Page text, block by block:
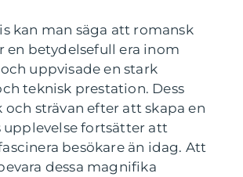
kan man säga att romansk
en betydelsefull era inom
uppvisade en stark
teknisk prestation. Dess
strävan efter att skapa en
upplevelse fortsätter att
besökare än idag. Att
dessa magnifika